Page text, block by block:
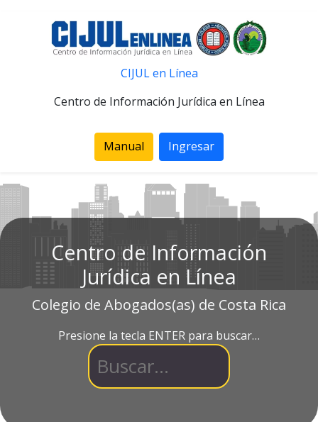
CIJUL en Línea
Centro de Información Jurídica en Línea
Manual Ingresar
Centro de Información
Jurídica en Línea
Colegio de Abogados(as) de Costa Rica
Presione la tecla ENTER para buscar…